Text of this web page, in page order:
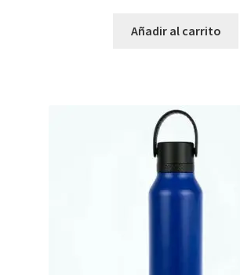
originalactual
Añadir al carrito